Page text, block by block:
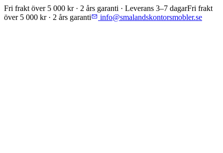
Fri frakt över 5 000 kr · 2 års garanti · Leverans 3–7 dagarFri frakt
över 5 000 kr · 2 års garanti
info@smalandskontorsmobler.se